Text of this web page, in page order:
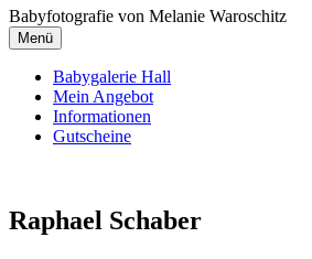
Babyfotografie von Melanie Waroschitz
Menü
Babygalerie Hall
Mein Angebot
Informationen
Gutscheine
Raphael Schaber